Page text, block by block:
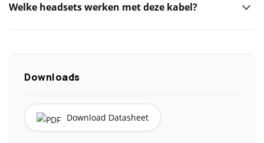
Welke headsets werken met deze kabel?
Downloads
Download Datasheet